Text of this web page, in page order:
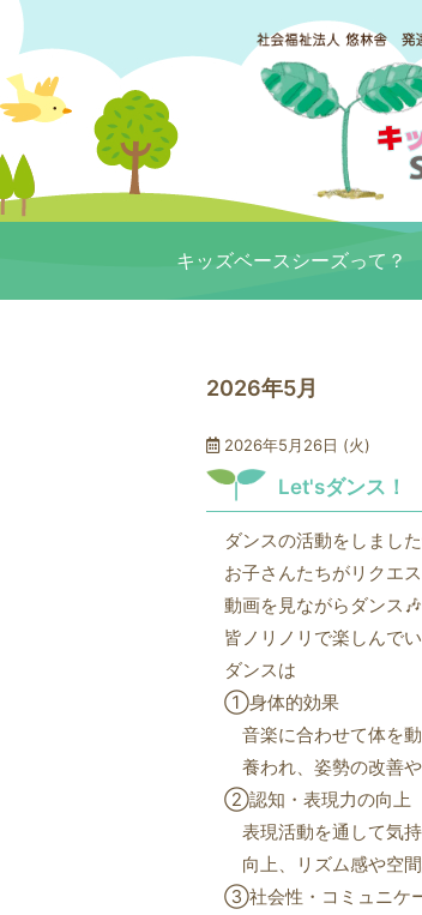
キッズベースシーズって？
2026年5月
2026年5月26日 (火)
Let'sダンス！
ダンスの活動をしました
お子さんたちがリクエ
動画を見ながらダンス🎶
皆ノリノリで楽しんで
ダンスは
①身体的効果
音楽に合わせて体を
養われ、姿勢の改善や
②認知・表現力の向上
表現活動を通して気
向上、リズム感や空間
③社会性・コミュニケ